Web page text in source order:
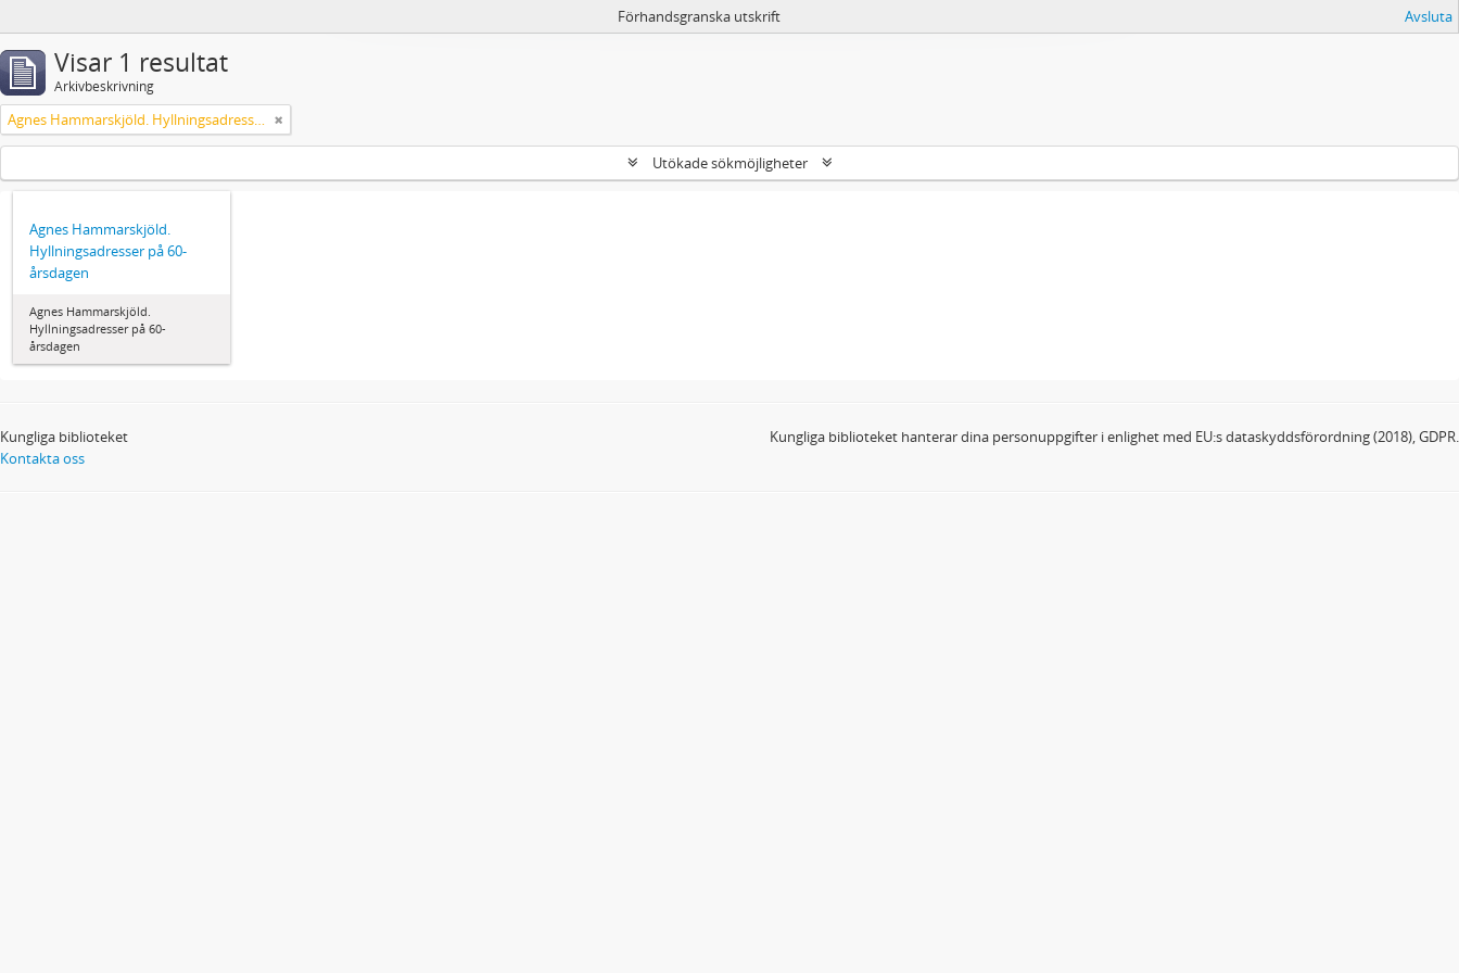
Förhandsgranska utskrift Avsluta
Visar 1 resultat
Arkivbeskrivning
Agnes Hammarskjöld. Hyllningsadresser på 60-årsdagen
Utökade sökmöjligheter
Agnes Hammarskjöld.
Hyllningsadresser på 60-
årsdagen
Agnes Hammarskjöld.
Hyllningsadresser på 60-
årsdagen
Kungliga biblioteket
Kontakta oss
Kungliga biblioteket hanterar dina personuppgifter i enlighet med EU:s dataskyddsförordning (2018), GDPR.